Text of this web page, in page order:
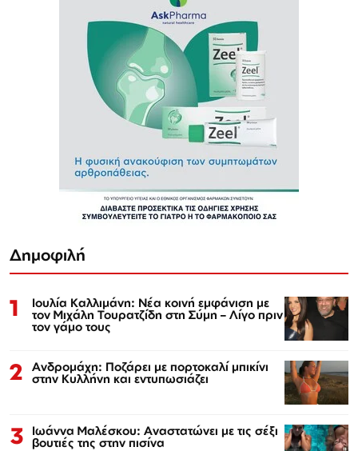
Δημοφιλή
1 Ιουλία Καλλιμάνη: Νέα κοινή εμφάνιση με
τον Μιχάλη Τουρατζίδη στη Σύμη – Λίγο πριν
τον γάμο τους
2 Ανδρομάχη: Ποζάρει με πορτοκαλί μπικίνι
στην Κυλλήνη και εντυπωσιάζει
3 Ιωάννα Μαλέσκου: Αναστατώνει με τις σέξι
βουτιές της στην πισίνα